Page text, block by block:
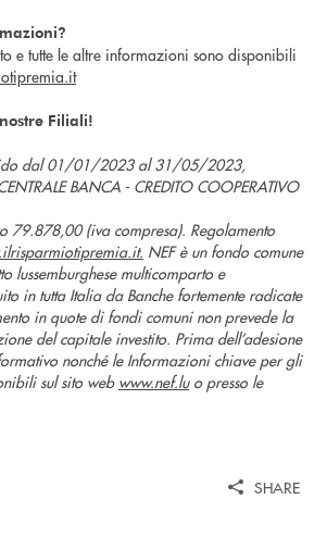
e tutte le altre informazioni sono disponibili
Filiali!
dal 01/01/2023 al 31/05/2023,
BANCA - CREDITO COOPERATIVO
79.878,00 (iva compresa). Regolamento
NEF è un fondo comune
lussemburghese multicomparto e
in tutta Italia da Banche fortemente radicate
in quote di fondi comuni non prevede la
del capitale investito. Prima dell’adesione
nonché le Informazioni chiave per gli
sul sito web www.nef.luo presso le
SHARE